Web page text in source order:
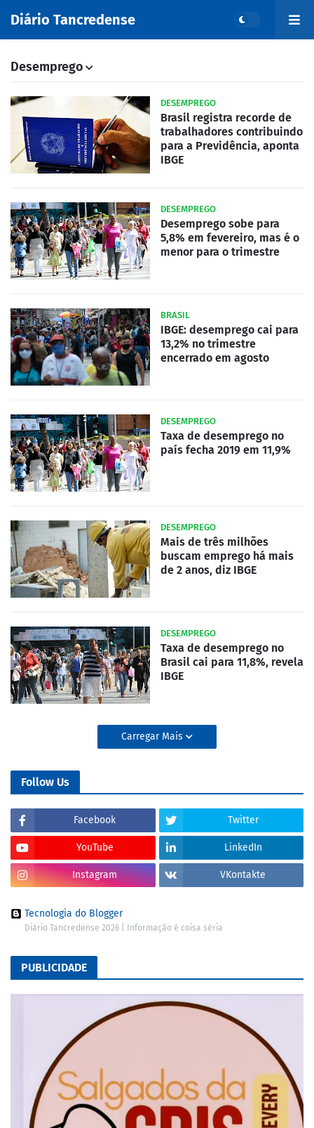
Diário Tancredense
Desemprego
DESEMPREGO
Brasil registra recorde de
trabalhadores contribuindo
para a Previdência, aponta
IBGE
DESEMPREGO
Desemprego sobe para
5,8% em fevereiro, mas é o
menor para o trimestre
BRASIL
IBGE: desemprego cai para
13,2% no trimestre
encerrado em agosto
DESEMPREGO
Taxa de desemprego no
país fecha 2019 em 11,9%
DESEMPREGO
Mais de três milhões
buscam emprego há mais
de 2 anos, diz IBGE
DESEMPREGO
Taxa de desemprego no
Brasil cai para 11,8%, revela
IBGE
Carregar Mais
Follow Us
Facebook Twitter
YouTube LinkedIn
Instagram VKontakte
Tecnologia do Blogger
Diário Tancredense 2026 | Informação é coisa séria
PUBLICIDADE